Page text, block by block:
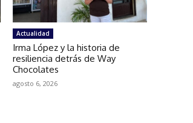
Actualidad
Irma López y la historia de
resiliencia detrás de Way
Chocolates
agosto 6, 2026